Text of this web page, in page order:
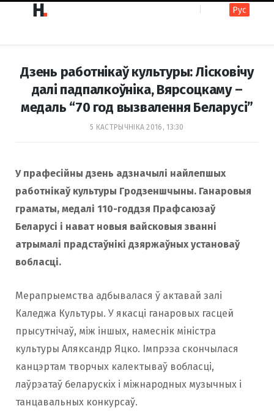
a
o
k
n
g
a
m
Рус
Дзень работнікаў культуры: Лісковічу
далі падпалкоўніка, Вярсоцкаму –
медаль “70 год вызвалення Беларусі”
5 КАСТРЫЧНІКА 2016, 13:30
У прафесійны дзень адзначылі найлепшых
работнікаў культуры Гродзеншчыны. Ганаровыя
граматы, медалі 110-годдзя Прафсаюзаў
Беларусі і нават новыя вайсковыя званні
атрымалі прадстаўнікі дзяржаўных установаў
вобласці.
Мерапрыемства адбывалася ў актавай залі
Каледжа Культуры. У якасці ганаровых гасцей
прысутнічаў, між іншых, намеснік міністра
культуры Аляксандр Яцко. Імпрэза скончылася
канцэртам творчых калектываў вобласці,
лаўрэатаў беларускіх і міжнародных музычных і
танцавальных конкурсаў.